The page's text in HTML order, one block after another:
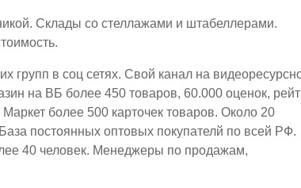
Склады со стеллажами и штабеллерами.
групп в соц сетях. Свой канал на
на ВБ более 450 товаров, 60.000 оценок,
более 500 карточек товаров. Около 20
постоянных оптовых покупателй по всей РФ.
40 человек. Менеджеры по продажам,